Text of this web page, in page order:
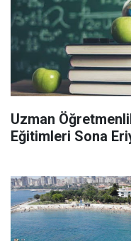
Uzman
Eğitimleri Sona